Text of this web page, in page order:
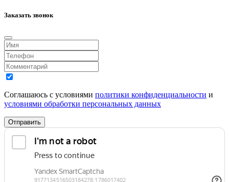
Заказать звонок
Соглашаюсь с условиями политики конфиденциальности и
условиями обработки персональных данных
Отправить